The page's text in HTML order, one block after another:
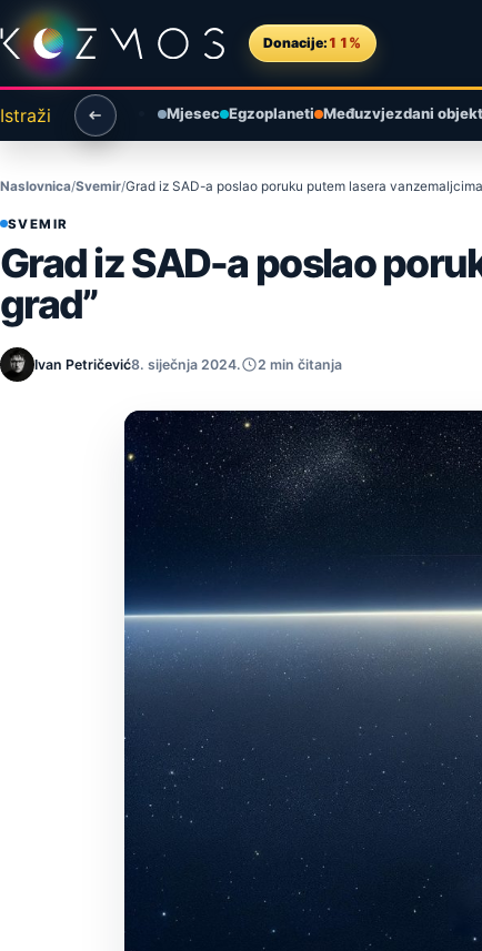
Preskoči na sadržaj
Donacije: 11%
Istraži Mjesec Egzoplaneti Međuzvjezdani
Naslovnica Svemir Grad iz SAD-a poslao poruku putem lasera
SVEMIR
Grad iz SAD-a poslao
grad”
Ivan Petričević8. siječnja 2024. 2 min čitanja